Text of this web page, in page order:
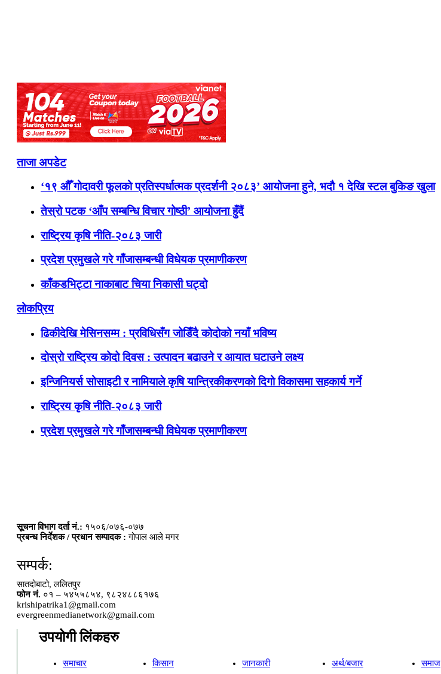
ताजा अपडेट
‘१९ औँ गोदावरी फूलको प्रतिस्पर्धात्मक प्रदर्शनी २०८३’ आयोजना हुने, भदौ १ देखि स्टल बुकिङ खुला
तेस्रो पटक ‘आँप सम्बन्धि विचार गोष्ठी’ आयोजना हुँदैं
राष्ट्रिय कृषि नीति-२०८३ जारी
प्रदेश प्रमुखले गरे गाँजासम्बन्धी विधेयक प्रमाणीकरण
काँकडभिट्टा नाकाबाट चिया निकासी घट्दो
लोकप्रिय
ढिकीदेखि मेसिनसम्म : प्रविधिसँग जोडिँदै कोदोको नयाँ भविष्य
दोस्रो राष्ट्रिय कोदो दिवस : उत्पादन बढाउने र आयात घटाउने लक्ष्य
इन्जिनियर्स सोसाइटी र नामियाले कृषि यान्त्रिकीकरणको दिगो विकासमा सहकार्य गर्ने
राष्ट्रिय कृषि नीति-२०८३ जारी
प्रदेश प्रमुखले गरे गाँजासम्बन्धी विधेयक प्रमाणीकरण
सूचना विभाग दर्ता नं.: १५०६/०७६-०७७
प्रबन्ध निर्देशक / प्रधान सम्पादक : गोपाल आले मगर
सम्पर्क:
सातदोबाटो, ललितपुर
फोन नं. ०१ – ५४५५८५४, ९८२४८८६१७६
krishipatrika1@gmail.com
evergreenmedianetwork@gmail.com
उपयोगी लिंकहरु
समाचार किसान जानकारी अर्थ/बजार समाज